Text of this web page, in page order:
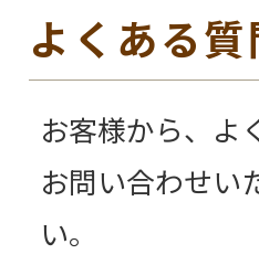
よくある
お客様から、よ
お問い合わせい
い。